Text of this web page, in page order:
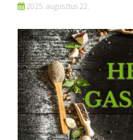
2025. augusztus 22.